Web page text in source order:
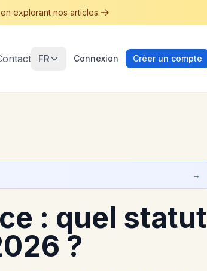
explorant nos articles.
FR Connexion Créer un compte
→
: quel statut
?